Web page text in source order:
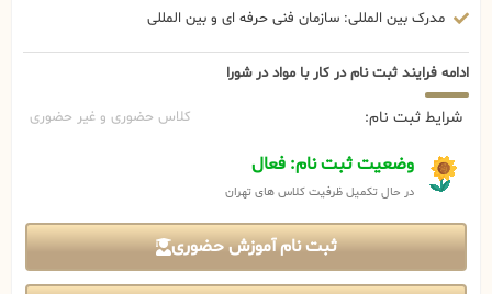
مدرک بین المللی: سازمان فنی حرفه ای و بین المللی
ادامه فرایند ثبت نام در کار با مواد در شورا
شرایط ثبت نام: کلاس حضوری و غیر حضوری
وضعیت ثبت نام: فعال
در حال تکمیل ظرفیت کلاس های تهران
ثبت نام آموزش حضوری